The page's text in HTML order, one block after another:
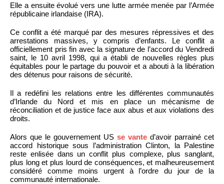
Elle a ensuite évolué vers une lutte armée menée par l’Armée
républicaine irlandaise (IRA).
Ce conflit a été marqué par des mesures répressives et des
arrestations massives, y compris d’enfants. Le conflit a
officiellement pris fin avec la signature de l’accord du Vendredi
saint, le 10 avril 1998, qui a établi de nouvelles règles plus
équitables pour le partage du pouvoir et a abouti à la libération
des détenus pour raisons de sécurité.
Il a redéfini les relations entre les différentes communautés
d’Irlande du Nord et mis en place un mécanisme de
réconciliation et de justice face aux abus et aux violations des
droits.
Alors que le gouvernement US se vante d’avoir parrainé cet
accord historique sous l’administration Clinton, la Palestine
reste enlisée dans un conflit plus complexe, plus sanglant,
plus long et plus lourd de conséquences, et malheureusement
considéré comme moins urgent à l’ordre du jour de la
communauté internationale.